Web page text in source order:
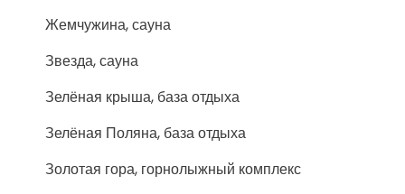
Жемчужина, сауна
Звезда, сауна
Зелёная крыша, база отдыха
Зелёная Поляна, база отдыха
Золотая гора, горнолыжный комплекс